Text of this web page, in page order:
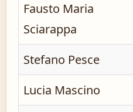
Fausto Maria
Sciarappa
Stefano Pesce
Lucia Mascino